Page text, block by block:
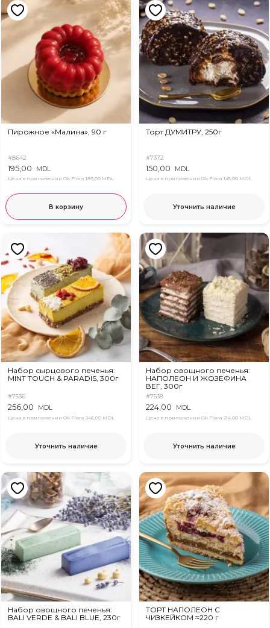
Пирожное «Малина», 90 г
#8642
195,00 MDL
Цена в приложении Ok Flora 189,00 MDL
В корзину
Торт ДУМИТРУ, 250г
#7372
150,00 MDL
Цена в приложении Ok Flora 145,00 MDL
Уточнить наличие
Набор сырцового печенья:
MINT TOUCH & PARADIS, 300г
#7536
256,00 MDL
Цена в приложении Ok Flora 246,00 MDL
Уточнить наличие
Набор овощного печенья:
НАПОЛЕОН И ЖОЗЕФИНА
ВЕГ, 300г
#7538
224,00 MDL
Цена в приложении Ok Flora 214,00 MDL
Уточнить наличие
Набор овощного печенья:
BALI VERDE & BALI BLUE, 230г
ТОРТ НАПОЛЕОН С
ЧИЗКЕЙКОМ ≈220 г